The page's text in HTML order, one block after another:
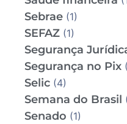
Sebrae (1)
SEFAZ (1)
Segurança
Segurança no Pix
Selic (4)
Semana do Brasil
Senado (1)